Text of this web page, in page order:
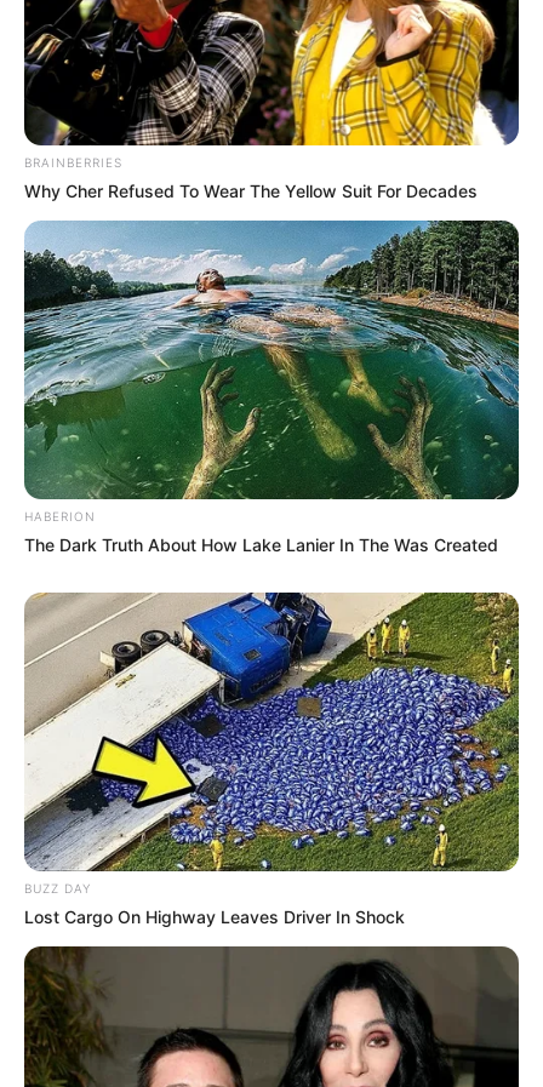
BRAINBERRIES
Why Cher Refused To Wear The Yellow Suit For Decades
HABERION
The Dark Truth About How Lake Lanier In The Was Created
BUZZ DAY
Lost Cargo On Highway Leaves Driver In Shock